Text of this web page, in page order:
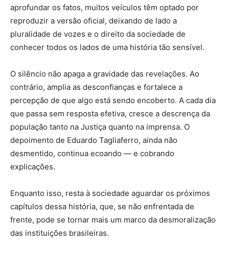
aprofundar os fatos, muitos veículos têm optado por
reproduzir a versão oficial, deixando de lado a
pluralidade de vozes e o direito da sociedade de
conhecer todos os lados de uma história tão sensível.
O silêncio não apaga a gravidade das revelações. Ao
contrário, amplia as desconfianças e fortalece a
percepção de que algo está sendo encoberto. A cada dia
que passa sem resposta efetiva, cresce a descrença da
população tanto na Justiça quanto na imprensa. O
depoimento de Eduardo Tagliaferro, ainda não
desmentido, continua ecoando — e cobrando
explicações.
Enquanto isso, resta à sociedade aguardar os próximos
capítulos dessa história, que, se não enfrentada de
frente, pode se tornar mais um marco da desmoralização
das instituições brasileiras.